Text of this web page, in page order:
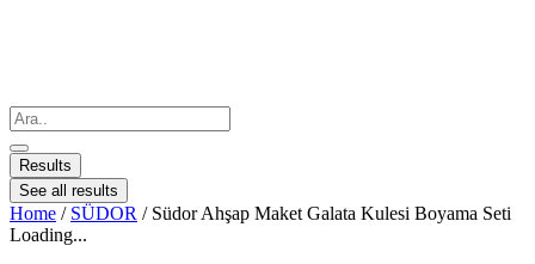
Results
See all results
Home / SÜDOR / Südor Ahşap Maket Galata Kulesi Boyama Seti
Loading...